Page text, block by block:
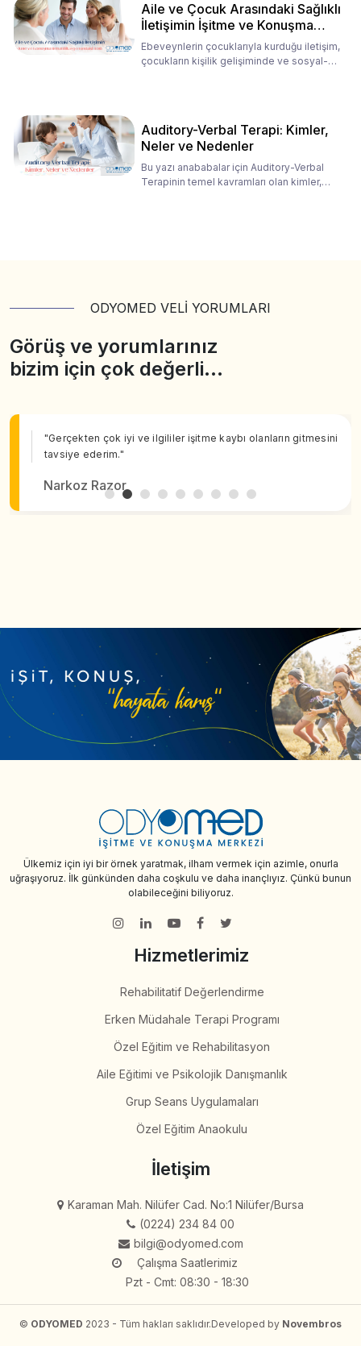
Aile ve Çocuk Arasındaki Sağlıklı
İletişimin İşitme ve Konuşma
Rehabilitasyonundaki Rolü
Ebeveynlerin çocuklarıyla kurduğu iletişim,
çocukların kişilik gelişiminde ve sosyal-
Auditory-Verbal Terapi: Kimler,
Neler ve Nedenler
Bu yazı anababalar için Auditory-Verbal
Terapinin temel kavramları olan kimler,
ODYOMED VELİ YORUMLARI
Görüş ve yorumlarınız
bizim için çok değerli…
"Gerçekten çok iyi ve ilgililer işitme kaybı olanların gitmesini
tavsiye ederim."
Narkoz Razor
Ülkemiz için iyi bir örnek yaratmak, ilham vermek için azimle, onurla
uğraşıyoruz. İlk günkünden daha coşkulu ve daha inançlıyız. Çünkü bunun
olabileceğini biliyoruz.
Hizmetlerimiz
Rehabilitatif Değerlendirme
Erken Müdahale Terapi Programı
Özel Eğitim ve Rehabilitasyon
Aile Eğitimi ve Psikolojik Danışmanlık
Grup Seans Uygulamaları
Özel Eğitim Anaokulu
İletişim
Karaman Mah. Nilüfer Cad. No:1 Nilüfer/Bursa
(0224) 234 84 00
bilgi@odyomed.com
Çalışma Saatlerimiz
Pzt - Cmt: 08:30 - 18:30
© ODYOMED 2023 - Tüm hakları saklıdır.Developed by Novembros